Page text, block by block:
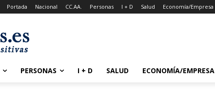
Portada Nacional CC.AA. Personas I + D Salud Economía/Empresa
PERSONAS I + D SALUD ECONOMÍA/EMPRESA